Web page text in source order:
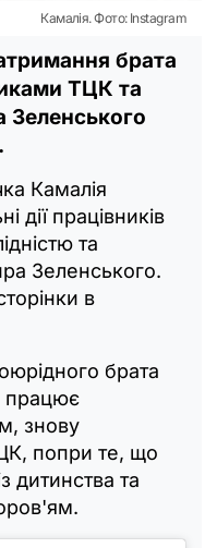
Камалія. Фото: Instagram
брата
ТЦК та
Зеленського
Камалія
дії працівників
та
Зеленського.
в
брата
працює
знову
попри те, що
дитинства та